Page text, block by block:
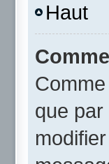
Haut
que par